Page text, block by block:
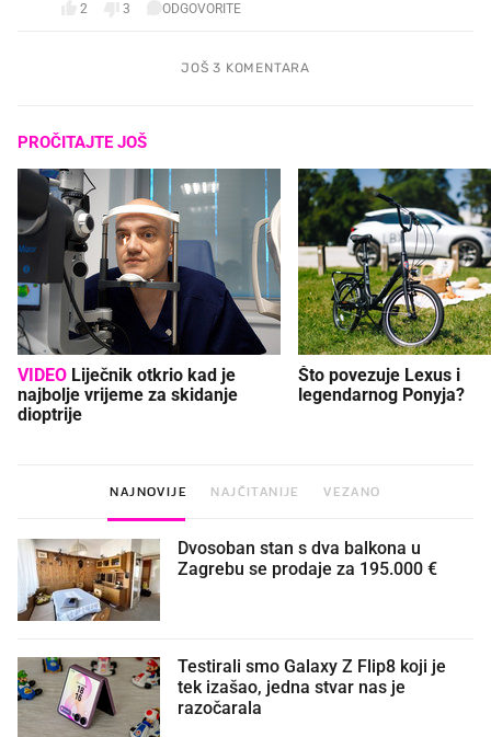
2 3 ODGOVORITE
JOŠ 3 KOMENTARA
PROČITAJTE JOŠ
VIDEO
najbolje vrijeme za skidanje
dioptrije
Što povezuje Lexus i
legendarnog Ponyja?
NAJNOVIJE NAJČITANIJE VEZANO
Dvosoban stan s dva balkona u
Zagrebu se prodaje za 195.000 €
Testirali smo Galaxy Z Flip8 koji je
tek izašao, jedna stvar nas je
razočarala